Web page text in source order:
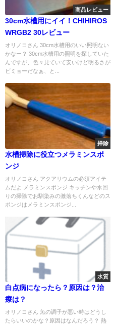
商品レビュー
30cm水槽用にイイ！CHIHIROS
WRGB2 30レビュー
オリノコさん 30cm水槽用のいい照明ない
かなー？ 30cm水槽用の照明を探していた
んですが、色々見ていて安いけど明るさが
ビミョーだなぁ、と...
掃除
水槽掃除に役立つメラミンスポ
ンジ
オリノコさん アクアリウムの必須アイテ
ムだよ メラミンスポンジ キッチンや水回
りの掃除でお馴染みの激落ちくんなどのス
ポンジはメラミンスポンジ...
水質
白点病になったら？原因は？治
療は？
オリノコさん 魚の調子が悪い時はどうし
たらいいのかな？原因はなんだろう？ 熱